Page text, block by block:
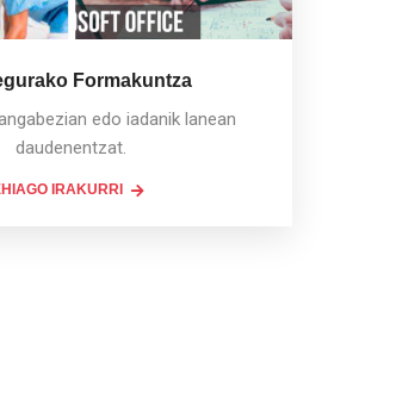
Formakuntza
edo iadanik lanean
daudenentzat.
IRAKURRI